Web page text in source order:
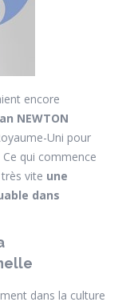
encore
NEWTON
Uni pour
Ce qui commence
vite une
dans
dans la culture